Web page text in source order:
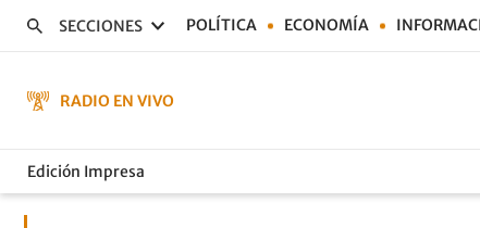
SECCIONES POLÍTICA ECONOMÍA
RADIO EN VIVO
Edición Impresa